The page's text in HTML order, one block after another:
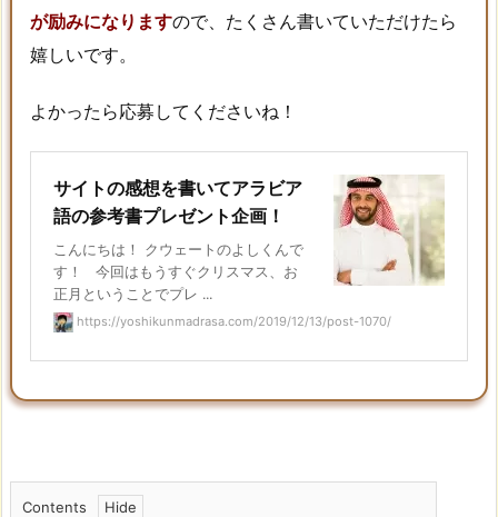
が励みになりますので、たくさん書いていただけたら
嬉しいです。
よかったら応募してくださいね！
サイトの感想を書いてアラビア
語の参考書プレゼント企画！
こんにちは！ クウェートのよしくんで
す！ 今回はもうすぐクリスマス、お
正月ということでプレ ...
https://yoshikunmadrasa.com/2019/12/13/post-1070/
Contents